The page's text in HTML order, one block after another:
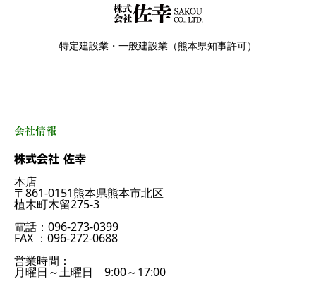
特定建設業・一般建設業（熊本県知事許可）
会社情報
株式会社 佐幸
本店
〒861-0151熊本県熊本市北区
植木町木留275-3
電話：096-273-0399
FAX ：096-272-0688
営業時間：
月曜日～土曜日 9:00～17:00